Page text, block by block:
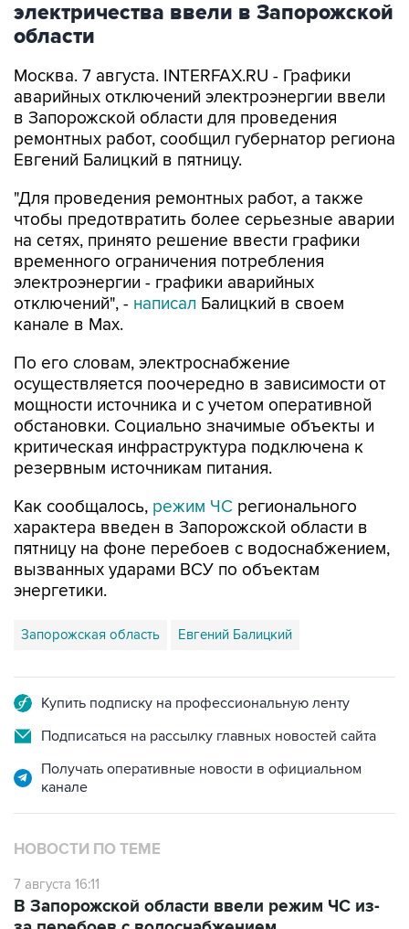
электричества ввели в Запорожской
области
Москва. 7 августа. INTERFAX.RU - Графики
аварийных отключений электроэнергии ввели
в Запорожской области для проведения
ремонтных работ, сообщил губернатор региона
Евгений Балицкий в пятницу.
"Для проведения ремонтных работ, а также
чтобы предотвратить более серьезные аварии
на сетях, принято решение ввести графики
временного ограничения потребления
электроэнергии - графики аварийных
отключений", - написал Балицкий в своем
канале в Max.
По его словам, электроснабжение
осуществляется поочередно в зависимости от
мощности источника и с учетом оперативной
обстановки. Социально значимые объекты и
критическая инфраструктура подключена к
резервным источникам питания.
Как сообщалось, режим ЧС регионального
характера введен в Запорожской области в
пятницу на фоне перебоев с водоснабжением,
вызванных ударами ВСУ по объектам
энергетики.
Запорожская область Евгений Балицкий
Купить подписку на профессиональную ленту
Подписаться на рассылку главных новостей сайта
Получать оперативные новости в официальном
канале
НОВОСТИ ПО ТЕМЕ
7 августа 16:11
В Запорожской области ввели режим ЧС из-